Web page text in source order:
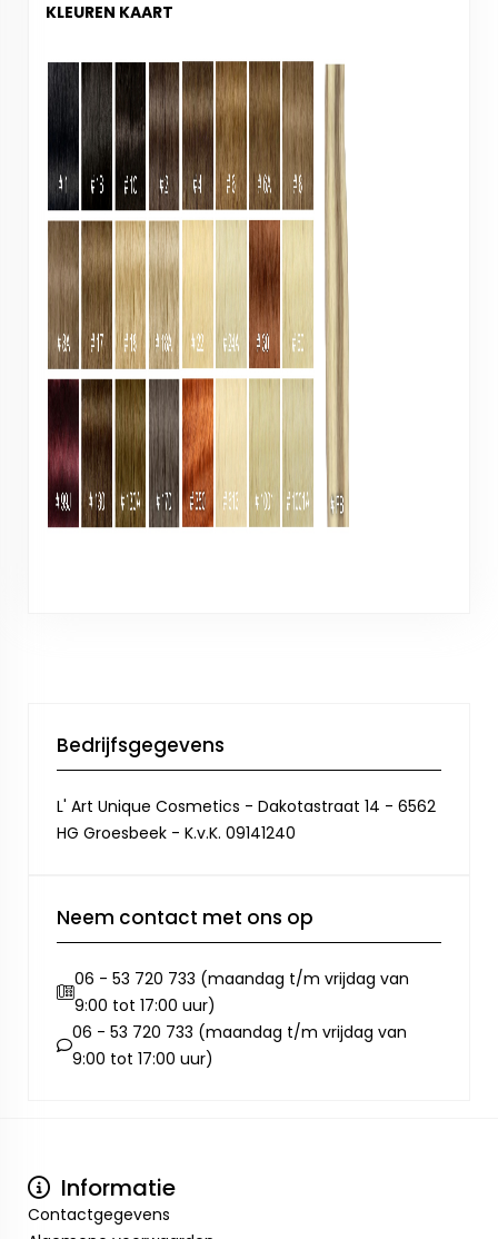
KLEUREN KAART
Bedrijfsgegevens
L' Art Unique Cosmetics - Dakotastraat 14 - 6562
HG Groesbeek - K.v.K. 09141240
Neem contact met ons op
06 - 53 720 733 (maandag t/m vrijdag van
9:00 tot 17:00 uur)
06 - 53 720 733 (maandag t/m vrijdag van
9:00 tot 17:00 uur)
Informatie
Contactgegevens